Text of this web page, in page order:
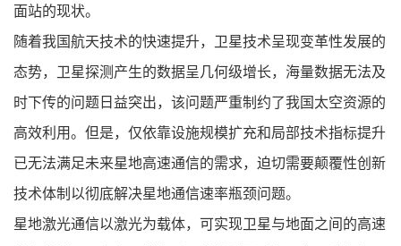
面站的现状。
随着我国航天技术的快速提升，卫星技术呈现变革性发展的
态势，卫星探测产生的数据呈几何级增长，海量数据无法及
时下传的问题日益突出，该问题严重制约了我国太空资源的
高效利用。但是，仅依靠设施规模扩充和局部技术指标提升
已无法满足未来星地高速通信的需求，迫切需要颠覆性创新
技术体制以彻底解决星地通信速率瓶颈问题。
星地激光通信以激光为载体，可实现卫星与地面之间的高速